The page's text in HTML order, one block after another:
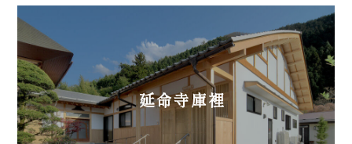
延命寺庫裡